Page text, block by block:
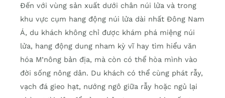
Đến với vùng sản xuất dưới chân núi lửa và trong
khu vực cụm hang động núi lửa dài nhất Đông Nam
Á, du khách không chỉ được khám phá miệng núi
lửa, hang động dung nham kỳ vĩ hay tìm hiểu văn
hóa M’nông bản địa, mà còn có thể hòa mình vào
đời sống nông dân. Du khách có thể cùng phát rẫy,
vạch đá gieo hạt, nướng ngô giữa rẫy hoặc ngủ lại